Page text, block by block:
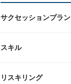
サクセッションプラン
スキル
リスキリング